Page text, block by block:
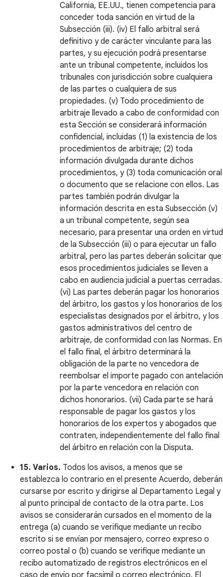
California, EE.UU., tienen competencia para
conceder toda sanción en virtud de la
Subsección (iii). (iv) El fallo arbitral será
definitivo y de carácter vinculante para las
partes, y su ejecución podrá presentarse
ante un tribunal competente, incluidos los
tribunales con jurisdicción sobre cualquiera
de las partes o cualquiera de sus
propiedades. (v) Todo procedimiento de
arbitraje llevado a cabo de conformidad con
esta Sección se considerará información
confidencial, incluidas (1) la existencia de los
procedimientos de arbitraje; (2) toda
información divulgada durante dichos
procedimientos, y (3) toda comunicación oral
o documento que se relacione con ellos. Las
partes también podrán divulgar la
información descrita en esta Subsección (v)
a un tribunal competente, según sea
necesario, para presentar una orden en virtud
de la Subsección (iii) o para ejecutar un fallo
arbitral, pero las partes deberán solicitar que
esos procedimientos judiciales se lleven a
cabo en audiencia judicial a puertas cerradas.
(vi) Las partes deberán pagar los honorarios
del árbitro, los gastos y los honorarios de los
especialistas designados por el árbitro, y los
gastos administrativos del centro de
arbitraje, de conformidad con las Normas. En
el fallo final, el árbitro determinará la
obligación de la parte no vencedora de
reembolsar el importe pagado con antelación
por la parte vencedora en relación con
dichos honorarios. (vii) Cada parte se hará
responsable de pagar los gastos y los
honorarios de los expertos y abogados que
contraten, independientemente del fallo final
del árbitro en relación con la Disputa.
15. Varios. Todos los avisos, a menos que se
establezca lo contrario en el presente Acuerdo, deberán
cursarse por escrito y dirigirse al Departamento Legal y
al punto principal de contacto de la otra parte. Los
avisos se considerarán cursados en el momento de la
entrega (a) cuando se verifique mediante un recibo
escrito si se envían por mensajero, correo expreso o
correo postal o (b) cuando se verifique mediante un
recibo automatizado de registros electrónicos en el